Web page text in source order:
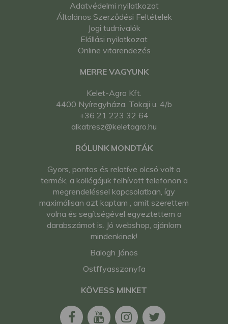
Adatvédelmi nyilatkozat
Általános Szerződési Feltételek
Jogi tudnivalók
Elállási nyilatkozat
Online vitarendezés
MERRE VAGYUNK
Kelet-Agro Kft.
4400 Nyíregyháza, Tokaji u. 4/b
+36 21 223 32 64
alkatresz@keletagro.hu
RÓLUNK MONDTÁK
Gyors, pontos és relatíve olcsó volt a
termék, a kollégájuk felhívott telefonon a
megrendeléssel kapcsolatban, így
maximálisan azt kaptam , amit szerettem
volna és segítségével egyeztettem a
darabszámot is. Jó webshop, ajánlom
mindenkinek!
Balogh János
Ostffyasszonyfa
KÖVESS MINKET